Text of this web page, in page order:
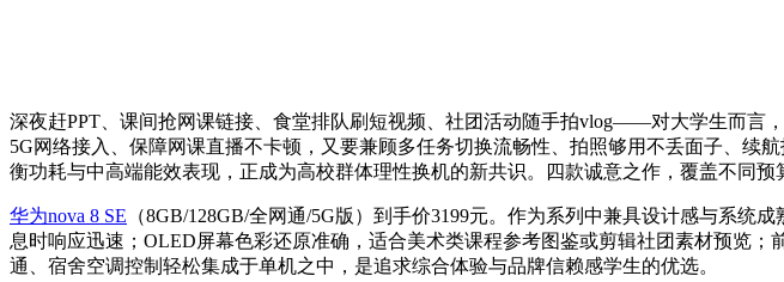
深夜赶PPT、课间抢网课链接、食堂排队刷短视频、社团活动随手拍vlog——对大学生而言，
5G网络接入、保障网课直播不卡顿，又要兼顾多任务切换流畅性、拍照够用不丢面子、续
衡功耗与中高端能效表现，正成为高校群体理性换机的新共识。四款诚意之作，覆盖不同预
华为nova 8 SE （8GB/128GB/全网通/5G版）到手价3199元。作为系列中兼具设计感与系
息时响应迅速；OLED屏幕色彩还原准确，适合美术类课程参考图鉴或剪辑社团素材预览
通、宿舍空调控制轻松集成于单机之中，是追求综合体验与品牌信赖感学生的优选。